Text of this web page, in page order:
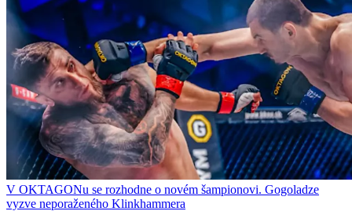
V OKTAGONu se rozhodne o novém šampionovi. Gogoladze
vyzve neporaženého Klinkhammera